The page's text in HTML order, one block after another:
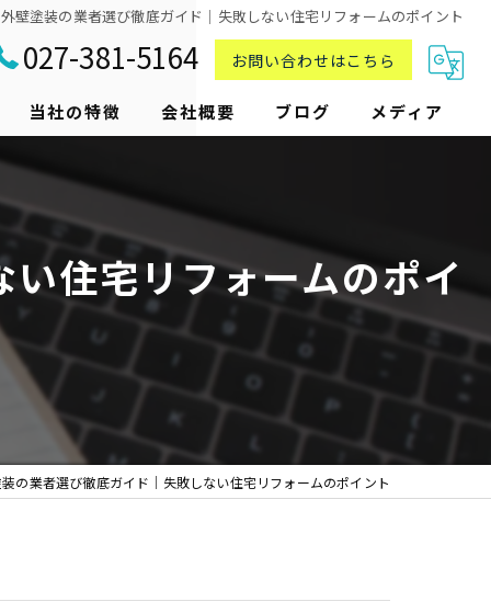
壁塗装の業者選び徹底ガイド｜失敗しない住宅リフォームのポイント
027-381-5164 お問い合わせはこちら
当社の特徴
戸建て
シーリング
店舗
会社概要 ブログ メディア
住宅リフォームのポイ
の業者選び徹底ガイド｜失敗しない住宅リフォームのポイント